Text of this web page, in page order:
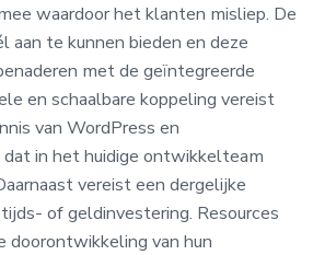
waardoor het klanten misliep. De
te kunnen bieden en deze
met de geïntegreerde
en schaalbare koppeling vereist
van WordPress en
in het huidige ontwikkelteam
vereist een dergelijke
of geldinvestering. Resources
doorontwikkeling van hun